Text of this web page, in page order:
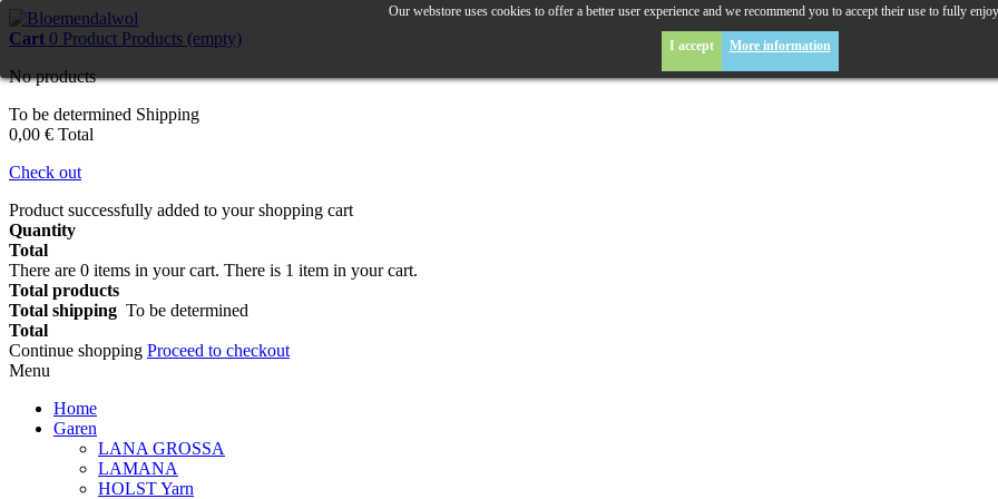
Cart 0 Product Products (empty)
No products
To be determined Shipping
0,00 € Total
Check out
Product successfully added to your shopping cart
Quantity
Total
There are 0 items in your cart. There is 1 item in your cart.
Total products
Total shipping To be determined
Total
Continue shopping Proceed to checkout
Menu
Home
Garen
LANA GROSSA
LAMANA
HOLST Yarn
Our webstore uses cookies to offer a better user experience and we recommend you to accept their use to fully
I accept More information